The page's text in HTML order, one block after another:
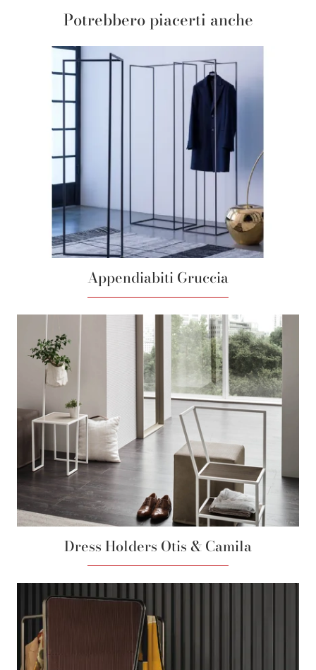
Potrebbero piacerti anche
Appendiabiti Gruccia
Dress Holders Otis & Camila